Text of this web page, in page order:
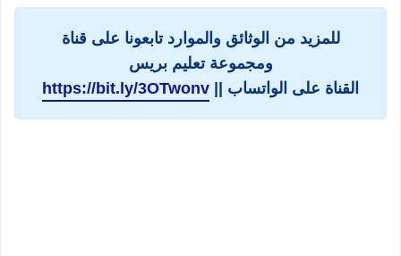
للمزيد من الوثائق والموارد تابعونا على قناة
ومجموعة تعليم بريس
القناة على الواتساب || https://bit.ly/3OTwonv